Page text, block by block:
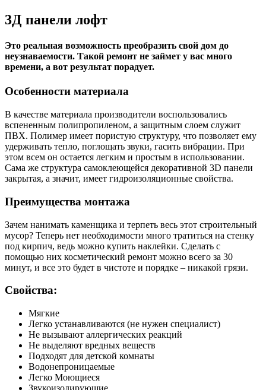
3Д панели лофт
Это реальная возможность преобразить свой дом до
неузнаваемости. Такой ремонт не займет у вас много
времени, а вот результат порадует.
Особенности материала
В качестве материала производители воспользовались
вспененным полипропиленом, а защитным слоем служит
ПВХ. Полимер имеет пористую структуру, что позволяет ему
удерживать тепло, поглощать звуки, гасить вибрации. При
этом всем он остается легким и простым в использовании.
Сама же структура самоклеющейся декоративной 3D панели
закрытая, а значит, имеет гидроизоляционные свойства.
Преимущества монтажа
Зачем нанимать каменщика и терпеть весь этот строительный
мусор? Теперь нет необходимости много тратиться на стенку
под кирпич, ведь можно купить наклейки. Сделать с
помощью них косметический ремонт можно всего за 30
минут, и все это будет в чистоте и порядке – никакой грязи.
Свойства:
Мягкие
Легко устанавливаются (не нужен специалист)
Не вызывают аллергических реакций
Не выделяют вредных веществ
Подходят для детской комнаты
Водонепроницаемые
Легко Моющиеся
Звукоизолирующие